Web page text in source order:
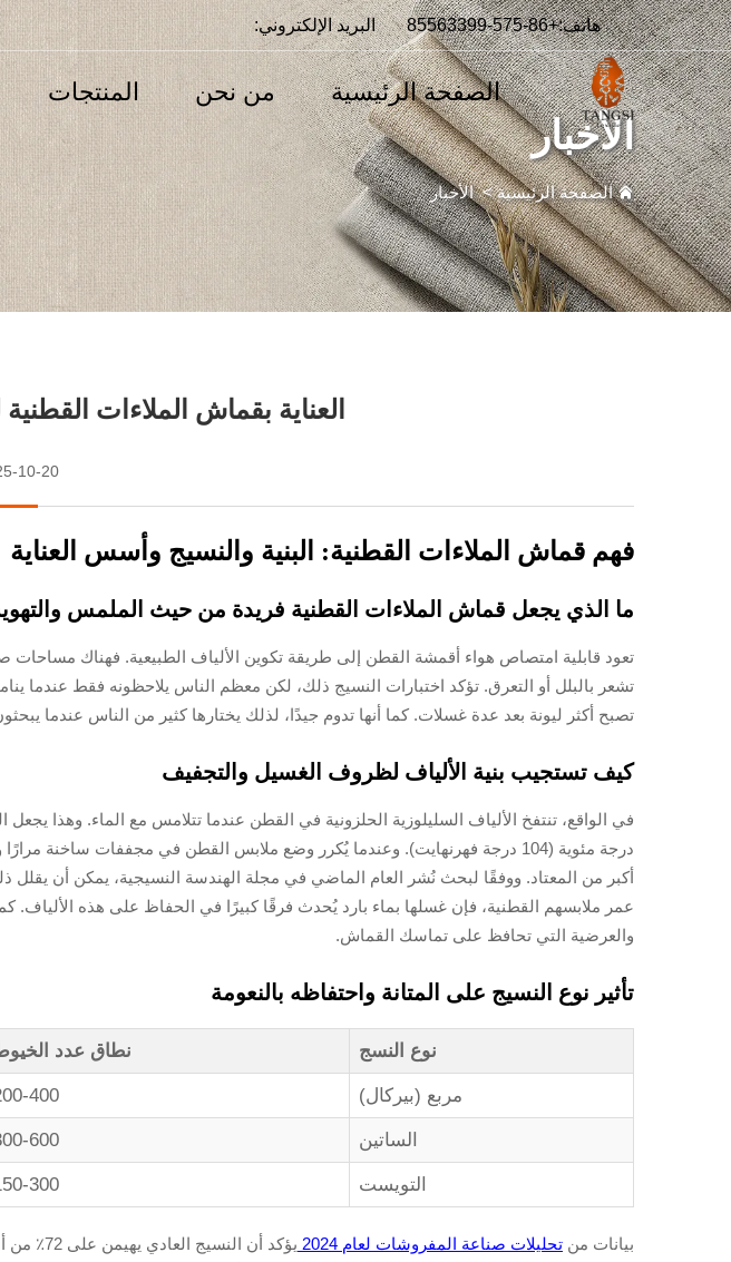
هاتف:+86-575-85563399 البريد الإلكتروني:
الصفحة الرئيسية من نحن المنتجات
الأخبار
الصفحة الرئيسية>الأخبار
العناية بقماش الملاءات
10-20
فهم قماش الملاءات القطنية: البنية والنسيج وأسس العناية
ما الذي يجعل قماش الملاءات القطنية فريدة من حيث الملمس
تشعر بالبلل أو التعرق. تؤكد اختبارات النسيج ذلك، لكن معظم الناس يلاحظونه فقط عندما
تصبح أكثر ليونة بعد عدة غسلات. كما أنها تدوم جيدًا، لذلك يختارها كثير من الناس عندما
كيف تستجيب بنية الألياف لظروف الغسيل والتجفيف
درجة مئوية (104 درجة فهرنهايت). وعندما يُكرر وضع ملابس القطن في مجففات
والعرضية التي تحافظ على تماسك القماش.
تأثير نوع النسيج على المتانة واحتفاظه بالنعومة
نوع النسج نطاق عدد
مربع (بيركال) 400
الساتين 600
التويست 300
بيانات من تحليلات صناعة المفروشات لعام 2024
يؤكد أن